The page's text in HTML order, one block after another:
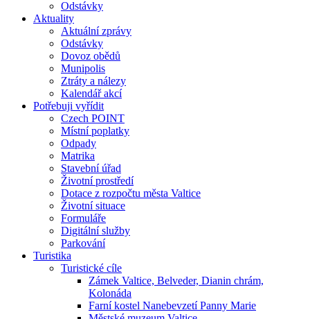
Odstávky
Aktuality
Aktuální zprávy
Odstávky
Dovoz obědů
Munipolis
Ztráty a nálezy
Kalendář akcí
Potřebuji vyřídit
Czech POINT
Místní poplatky
Odpady
Matrika
Stavební úřad
Životní prostředí
Dotace z rozpočtu města Valtice
Životní situace
Formuláře
Digitální služby
Parkování
Turistika
Turistické cíle
Zámek Valtice, Belveder, Dianin chrám,
Kolonáda
Farní kostel Nanebevzetí Panny Marie